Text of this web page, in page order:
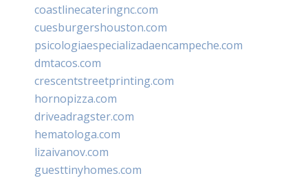
coastlinecateringnc.com
cuesburgershouston.com
psicologiaespecializadaencampeche.com
dmtacos.com
crescentstreetprinting.com
hornopizza.com
driveadragster.com
hematologa.com
lizaivanov.com
guesttinyhomes.com